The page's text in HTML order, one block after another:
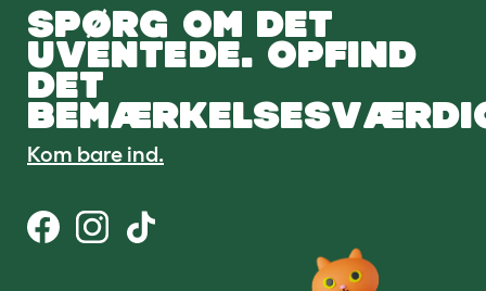
SPØRG OM DET
UVENTEDE. OPFIND
DET
Kom bare ind.